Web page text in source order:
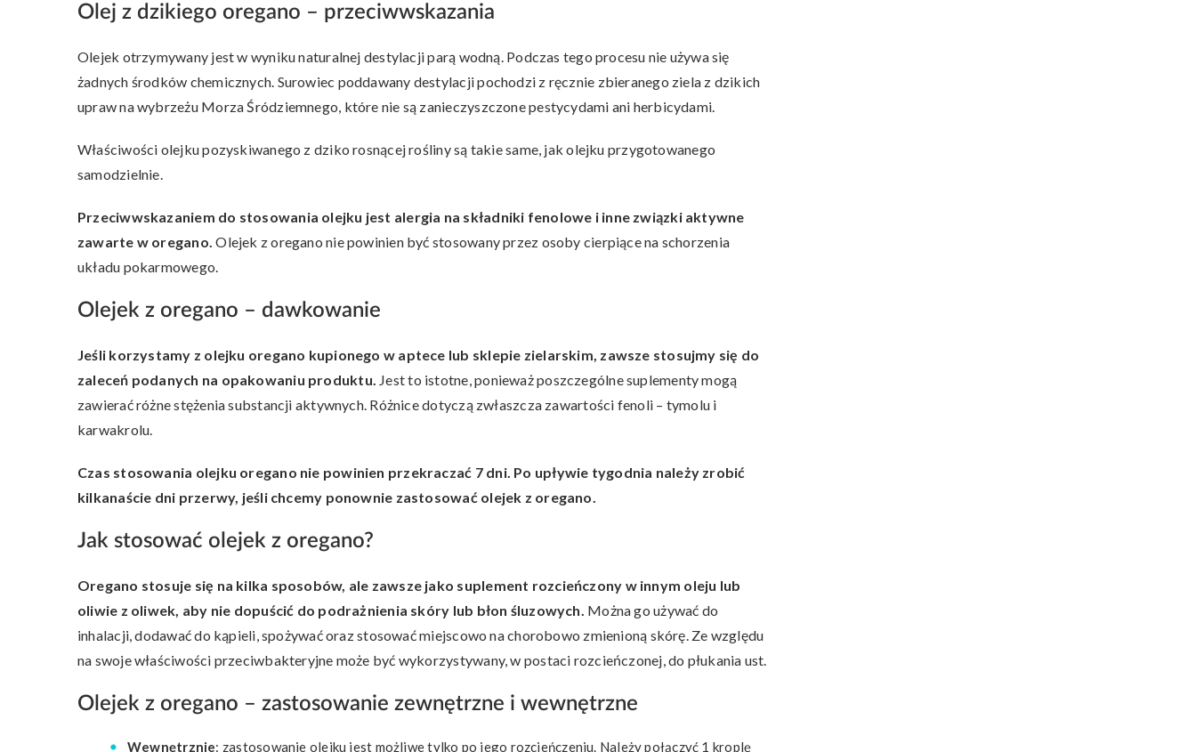
Olej z dzikiego oregano – przeciwwskazania
Olejek otrzymywany jest w wyniku naturalnej destylacji parą wodną. Podczas tego procesu nie używa się
żadnych środków chemicznych. Surowiec poddawany destylacji pochodzi z ręcznie zbieranego ziela z dzikich
upraw na wybrzeżu Morza Śródziemnego, które nie są zanieczyszczone pestycydami ani herbicydami.
Właściwości olejku pozyskiwanego z dziko rosnącej rośliny są takie same, jak olejku przygotowanego
samodzielnie.
Przeciwwskazaniem do stosowania olejku jest alergia na składniki fenolowe i inne związki aktywne
zawarte w oregano.Olejek z oregano nie powinien być stosowany przez osoby cierpiące na schorzenia
układu pokarmowego.
Olejek z oregano – dawkowanie
Jeśli korzystamy z olejku oregano kupionego w aptece lub sklepie zielarskim, zawsze stosujmy się do
zaleceń podanych na opakowaniu produktu. Jest to istotne, ponieważ poszczególne suplementy mogą
zawierać różne stężenia substancji aktywnych. Różnice dotyczą zwłaszcza zawartości fenoli – tymolu i
karwakrolu.
Czas stosowania olejku oregano nie powinien przekraczać 7 dni. Po upływie tygodnia należy zrobić
kilkanaście dni przerwy, jeśli chcemy ponownie zastosować olejek z oregano.
Jak stosować olejek z oregano?
Oregano stosuje się na kilka sposobów, ale zawsze jako suplement rozcieńczony w innym oleju lub
oliwie z oliwek, aby nie dopuścić do podrażnienia skóry lub błon śluzowych. Można go używać do
inhalacji, dodawać do kąpieli, spożywać oraz stosować miejscowo na chorobowo zmienioną skórę. Ze względu
na swoje właściwości przeciwbakteryjne może być wykorzystywany, w postaci rozcieńczonej, do płukania ust.
Olejek z oregano – zastosowanie zewnętrzne i wewnętrzne
Wewnętrznie: zastosowanie olejku jest możliwe tylko po jego rozcieńczeniu. Należy połączyć 1 kroplę